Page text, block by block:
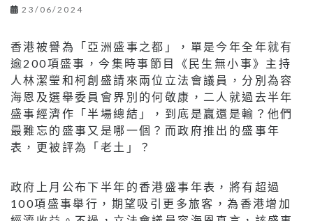
23/06/2024
香港被譽為「亞洲盛事之都」，單是今年全年就有
逾200項盛事，今集時事節目《民生無小事》主持
人林潔瑩和柯創盛請來兩位立法會議員，分別為容
海恩及選舉委員會界別的何敬康，二人就過去半年
盛事經濟作「半場總結」，到底是贏還是輸？他們
最難忘的盛事又是哪一個？而政府推出的盛事年
表，更被評為「老土」？
政府上月公布下半年的香港盛事年表，將有超過
100項盛事舉行，期望吸引更多旅客，為香港增加